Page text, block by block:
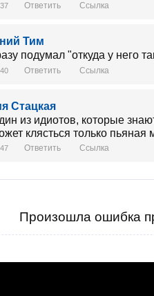
Ответить Ссылка
Тим
подумал "откуда у него
Ответить Ссылка
Стацкая
из идиотов, которые
клясться только
Ответить Ссылка
Произошла ошибка